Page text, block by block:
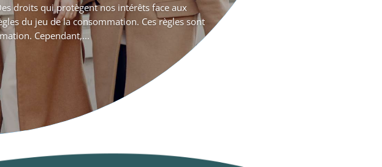
droits qui protègent nos intérêts face aux
du jeu de la consommation. Ces règles sont
Cependant,...